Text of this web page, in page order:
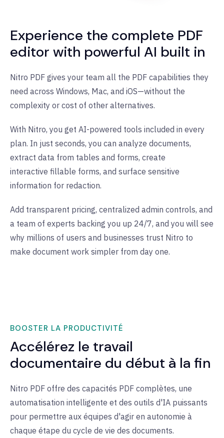
Experience the complete PDF
editor with powerful AI built in
Nitro PDF gives your team all the PDF capabilities they
need across Windows, Mac, and iOS—without the
complexity or cost of other alternatives.
With Nitro, you get AI-powered tools included in every
plan. In just seconds, you can analyze documents,
extract data from tables and forms, create
interactive fillable forms, and surface sensitive
information for redaction.
Add transparent pricing, centralized admin controls, and
a team of experts backing you up 24/7, and you will see
why millions of users and businesses trust Nitro to
make document work simpler from day one.
BOOSTER LA PRODUCTIVITÉ
Accélérez le travail
documentaire du début à la fin
Nitro PDF offre des capacités PDF complètes, une
automatisation intelligente et des outils d'IA puissants
pour permettre aux équipes d'agir en autonomie à
chaque étape du cycle de vie des documents.